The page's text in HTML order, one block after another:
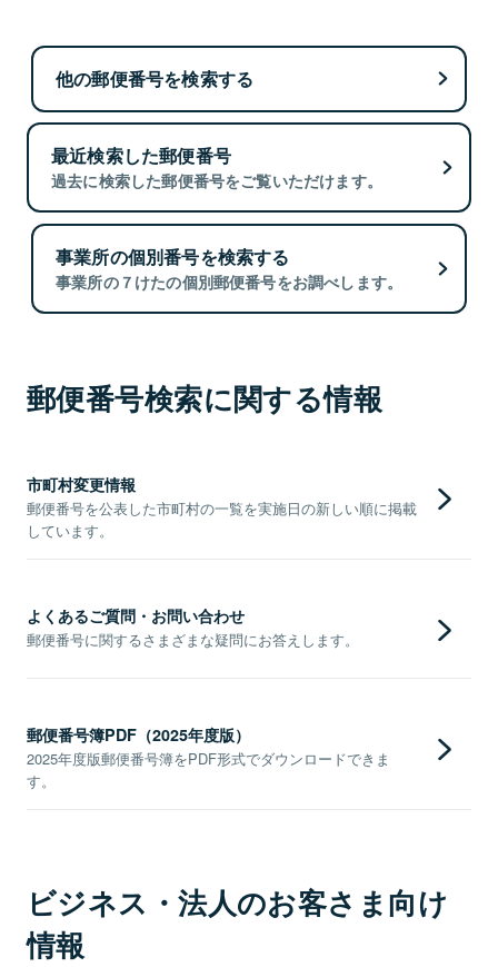
他の郵便番号を検索する
最近検索した郵便番号
過去に検索した郵便番号をご覧いただけます。
事業所の個別番号を検索する
事業所の７けたの個別郵便番号をお調べします。
郵便番号検索に関する情報
市町村変更情報
郵便番号を公表した市町村の一覧を実施日の新しい順に掲載
しています。
よくあるご質問・お問い合わせ
郵便番号に関するさまざまな疑問にお答えします。
郵便番号簿PDF（2025年度版）
2025年度版郵便番号簿をPDF形式でダウンロードできま
す。
ビジネス・法人のお客さま向け
情報